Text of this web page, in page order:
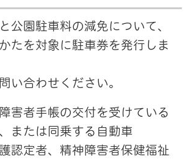
公園駐車料の減免について、
たを対象に駐車券を発行しま
い合わせください。
者手帳の交付を受けている
または同乗する自動車
定者、精神障害者保健福祉